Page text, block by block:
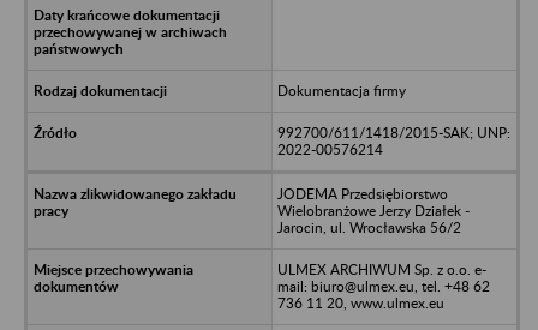
Dokumentacja firmy
992700/611/1418/2015-SAK; UNP:
2022-00576214
JODEMA Przedsiębiorstwo
Wielobranżowe Jerzy Działek -
Jarocin, ul. Wrocławska 56/2
ULMEX ARCHIWUM Sp. z o.o. e-
mail: biuro@ulmex.eu, tel. +48 62
736 11 20, www.ulmex.eu